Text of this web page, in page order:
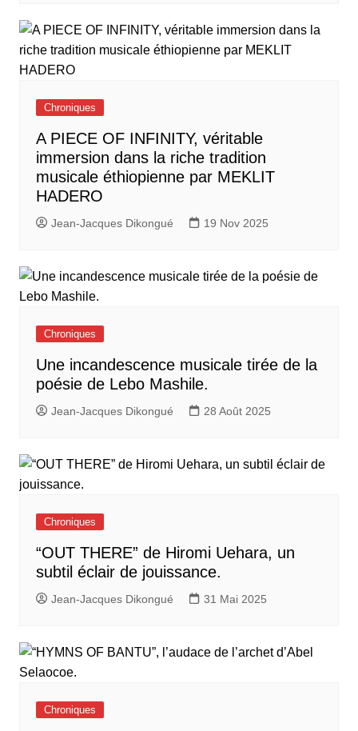
Chroniques
A PIECE OF INFINITY, véritable
immersion dans la riche tradition
musicale éthiopienne par MEKLIT
HADERO
Jean-Jacques Dikongué 19 Nov 2025
Chroniques
Une incandescence musicale tirée de la
poésie de Lebo Mashile.
Jean-Jacques Dikongué 28 Août 2025
Chroniques
“OUT THERE” de Hiromi Uehara, un
subtil éclair de jouissance.
Jean-Jacques Dikongué 31 Mai 2025
Chroniques